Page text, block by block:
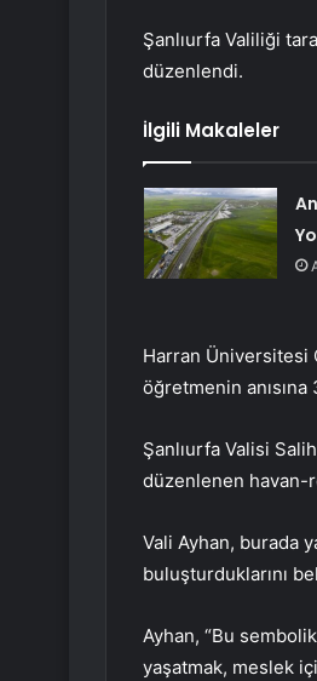
Şanlıurfa Valiliği
düzenlendi.
İlgili Makaleler
Harran Üniversitesi
öğretmenin
Şanlıurfa Valisi
düzenlenen havan-
Vali Ayhan, burada
buluşturduklarını
Ayhan, “Bu
yaşatmak, meslek